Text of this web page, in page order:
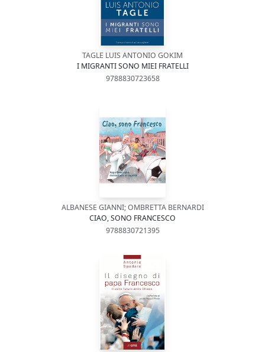
TAGLE LUIS ANTONIO GOKIM
I MIGRANTI SONO MIEI FRATELLI
9788830723658
ALBANESE GIANNI; OMBRETTA BERNARDI
CIAO, SONO FRANCESCO
9788830721395